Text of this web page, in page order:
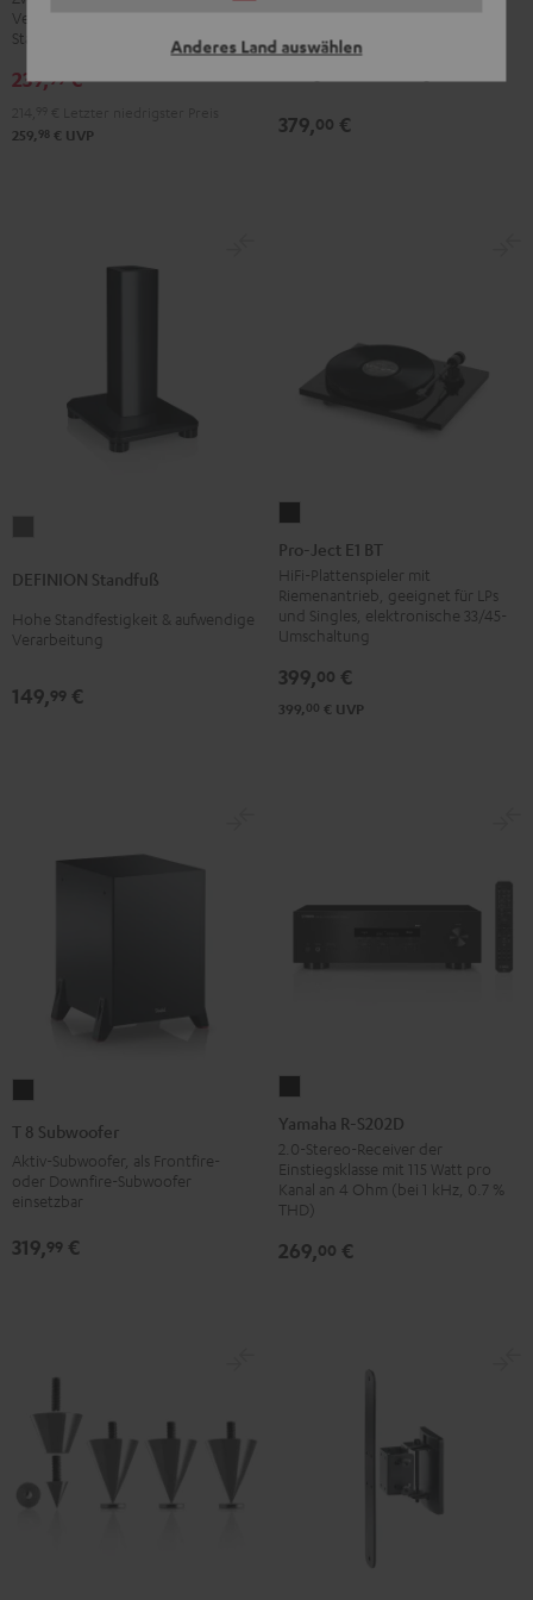
Anderes Land auswählen
Verbindungsstreben für sicheren
Stand
239,99€
259, 98 € UVP
beeindruckendem Sound und
379,00 €
Anthrazit
DEFINION Standfuß
Hohe Standfestigkeit & aufwendige
Verarbeitung
149,99 €
Ject
E1
BT
Schwarz
Pro-Ject E1 BT
HiFi-Plattenspieler mit
Riemenantrieb, geeignet für LPs
und Singles, elektronische 33/45-
Umschaltung
399,00 €
399, 00 € UVP
Schwarz
T 8 Subwoofer
Aktiv-Subwoofer, als Frontfire-
oder Downfire-Subwoofer
einsetzbar
319,99 €
S202D
Schwarz
Yamaha R-S202D
2.0-Stereo-Receiver der
Einstiegsklasse mit 115 Watt pro
Kanal an 4 Ohm (bei 1 kHz, 0.7 %
THD)
269,00 €